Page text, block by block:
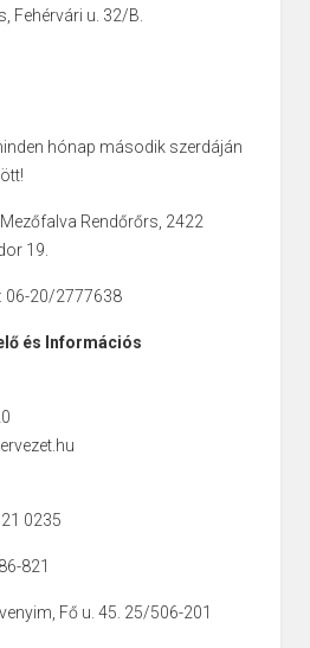
Fehérvári u. 32/B.
hónap második szerdáján
Rendőrőrs, 2422
19.
06-20/2777638
és Információs
0235
821
Fő u. 45. 25/506-201